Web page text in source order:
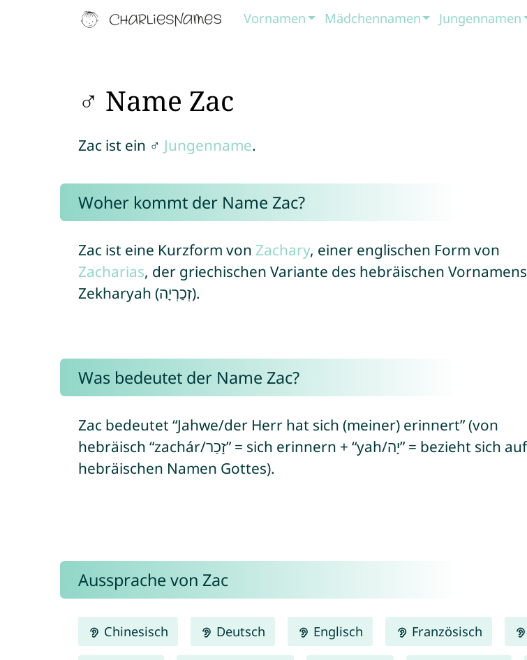
Vornamen Mädchennamen Jungennamen
♂ Name Zac
Zac ist ein ♂ Jungenname.
Woher kommt der Name Zac?
Zac ist eine Kurzform von Zachary, einer englischen Form von
Zacharias, der griechischen Variante des hebräischen Vornamens
Zekharyah (זְכַרְיָה).
Was bedeutet der Name Zac?
Zac bedeutet “Jahwe/der Herr hat sich (meiner) erinnert” (von
hebräisch “zachár/זָכַר” = sich erinnern + “yah/יָה” = bezieht sich auf den
hebräischen Namen Gottes).
Aussprache von Zac
Chinesisch Deutsch Englisch Französisch